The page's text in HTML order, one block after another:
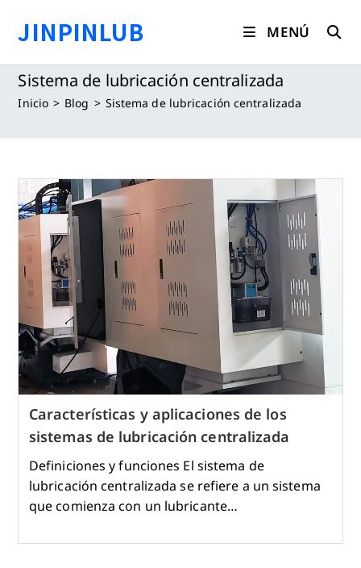
contenido
JINPINLUB MENÚ
Sistema de lubricación centralizada
Inicio > Blog > Sistema de lubricación centralizada
Características y aplicaciones de los
sistemas de lubricación centralizada
Definiciones y funciones El sistema de
lubricación centralizada se refiere a un sistema
que comienza con un lubricante…